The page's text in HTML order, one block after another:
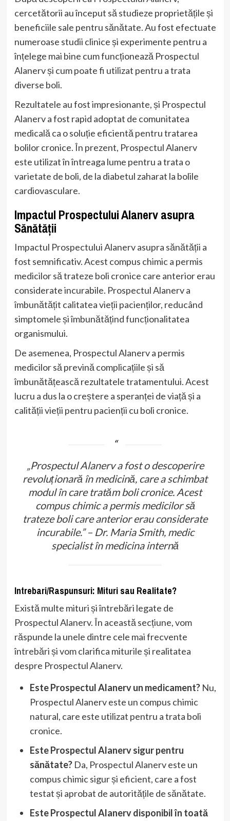
cercetătorii au început să studieze proprietățile și
beneficiile sale pentru sănătate. Au fost efectuate
numeroase studii clinice și experimente pentru a
înțelege mai bine cum funcționează Prospectul
Alanerv și cum poate fi utilizat pentru a trata
diverse boli.
Rezultatele au fost impresionante, și Prospectul
Alanerv a fost rapid adoptat de comunitatea
medicală ca o soluție eficientă pentru tratarea
bolilor cronice. În prezent, Prospectul Alanerv
este utilizat în întreaga lume pentru a trata o
varietate de boli, de la diabetul zaharat la bolile
cardiovasculare.
Impactul Prospectului Alanerv asupra
Sănătății
Impactul Prospectului Alanerv asupra sănătății a
fost semnificativ. Acest compus chimic a permis
medicilor să trateze boli cronice care anterior erau
considerate incurabile. Prospectul Alanerv a
îmbunătățit calitatea vieții pacienților, reducând
simptomele și îmbunătățind funcționalitatea
organismului.
De asemenea, Prospectul Alanerv a permis
medicilor să prevină complicațiile și să
îmbunătățească rezultatele tratamentului. Acest
lucru a dus la o creștere a speranței de viață și a
calității vieții pentru pacienții cu boli cronice.
„Prospectul Alanerv a fost o descoperire
revoluționară în medicină, care a schimbat
modul în care tratăm boli cronice. Acest
compus chimic a permis medicilor să
trateze boli care anterior erau considerate
incurabile.” – Dr. Maria Smith, medic
specialist în medicina internă
Intrebari/Raspunsuri: Mituri sau Realitate?
Există multe mituri și întrebări legate de
Prospectul Alanerv. În această secțiune, vom
răspunde la unele dintre cele mai frecvente
întrebări și vom clarifica miturile și realitatea
despre Prospectul Alanerv.
Este Prospectul Alanerv un medicament?Nu,
Prospectul Alanerv este un compus chimic
natural, care este utilizat pentru a trata boli
cronice.
Este Prospectul Alanerv sigur pentru
sănătate?Da, Prospectul Alanerv este un
compus chimic sigur și eficient, care a fost
testat și aprobat de autoritățile de sănătate.
Este Prospectul Alanerv disponibil în toată